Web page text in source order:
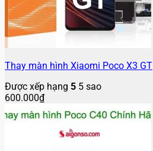
Thay màn hình Xiaomi Poco X3 GT
Được xếp hạng 5 5 sao
600.000₫